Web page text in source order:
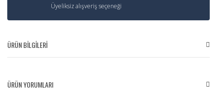
Üyeliksiz alışveriş seçeneği
ÜRÜN BİLGİLERİ
ÜRÜN YORUMLARI